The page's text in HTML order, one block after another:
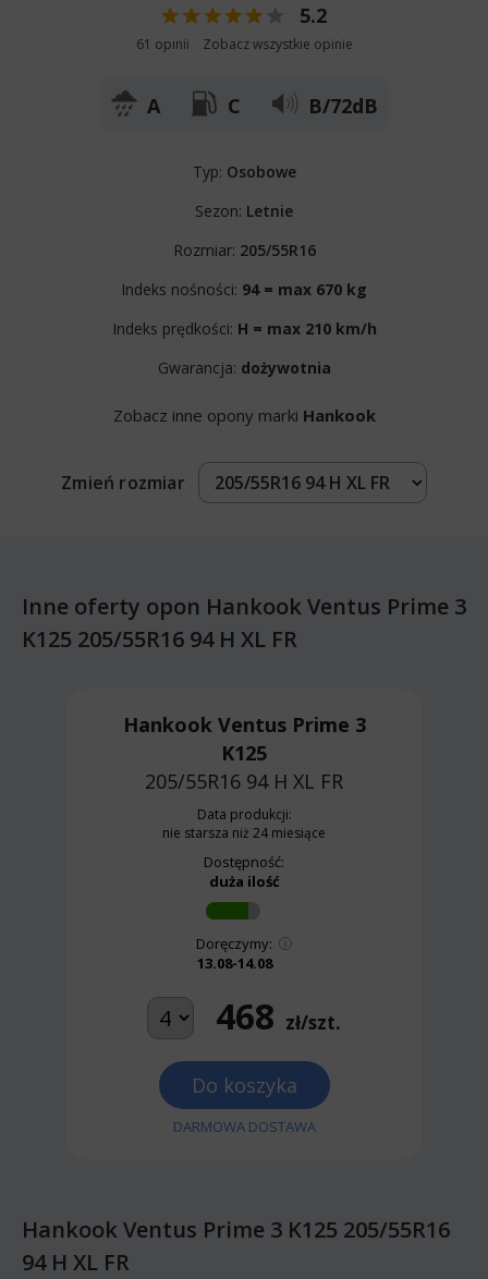
5.2
61 opinii Zobacz wszystkie opinie
A C B/72dB
Typ: Osobowe
Sezon: Letnie
Rozmiar: 205/55R16
Indeks nośności: 94 = max 670 kg
Indeks prędkości: H = max 210 km/h
Gwarancja: dożywotnia
Zobacz inne opony marki Hankook
Zmień rozmiar
Inne oferty opon Hankook Ventus Prime 3
K125 205/55R16 94 H XL FR
Hankook Ventus Prime 3
K125
205/55R16 94 H XL FR
Data produkcji:
nie starsza niż 24 miesiące
Dostępność:
duża ilość
Doręczymy:
13.08-14.08
468 zł/szt.
Do koszyka
DARMOWA DOSTAWA
Hankook Ventus Prime 3 K125 205/55R16
94 H XL FR